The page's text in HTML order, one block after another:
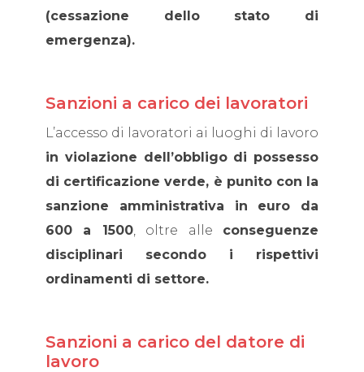
(cessazione dello stato di
emergenza).
Sanzioni a carico dei lavoratori
L’accesso di lavoratori ai luoghi di lavoro
in violazione dell’obbligo di possesso
di certificazione verde, è punito con la
sanzione amministrativa in euro da
600 a 1500, oltre alle conseguenze
disciplinari secondo i rispettivi
ordinamenti di settore.
Sanzioni a carico del datore di
lavoro